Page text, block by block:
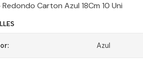
Carton Azul 18Cm 10 Uni
Azul